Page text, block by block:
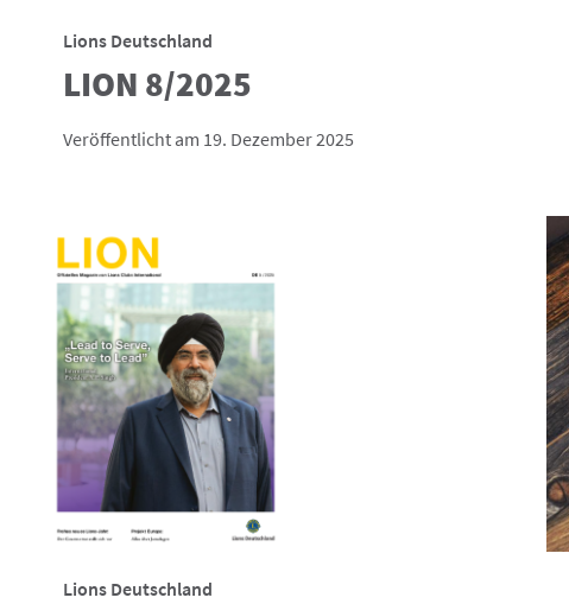
Lions Deutschland
LION 8/2025
Veröffentlicht am 19. Dezember 2025
Lions Deutschland